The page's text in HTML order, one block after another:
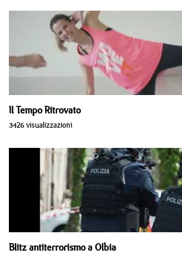
Il Tempo Ritrovato
3426 visualizzazioni
Blitz antiterrorismo a Olbia